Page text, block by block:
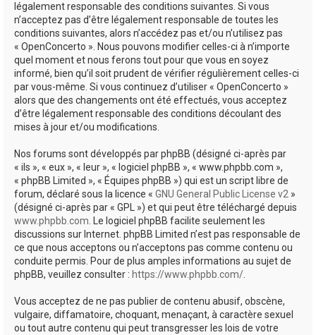
légalement responsable des conditions suivantes. Si vous
n’acceptez pas d’être légalement responsable de toutes les
conditions suivantes, alors n’accédez pas et/ou n’utilisez pas
« OpenConcerto ». Nous pouvons modifier celles-ci à n’importe
quel moment et nous ferons tout pour que vous en soyez
informé, bien qu’il soit prudent de vérifier régulièrement celles-ci
par vous-même. Si vous continuez d’utiliser « OpenConcerto »
alors que des changements ont été effectués, vous acceptez
d’être légalement responsable des conditions découlant des
mises à jour et/ou modifications.
Nos forums sont développés par phpBB (désigné ci-après par
« ils », « eux », « leur », « logiciel phpBB », « www.phpbb.com »,
« phpBB Limited », « Équipes phpBB ») qui est un script libre de
forum, déclaré sous la licence « GNU General Public License v2 »
(désigné ci-après par « GPL ») et qui peut être téléchargé depuis
www.phpbb.com. Le logiciel phpBB facilite seulement les
discussions sur Internet. phpBB Limited n’est pas responsable de
ce que nous acceptons ou n’acceptons pas comme contenu ou
conduite permis. Pour de plus amples informations au sujet de
phpBB, veuillez consulter : https://www.phpbb.com/.
Vous acceptez de ne pas publier de contenu abusif, obscène,
vulgaire, diffamatoire, choquant, menaçant, à caractère sexuel
ou tout autre contenu qui peut transgresser les lois de votre